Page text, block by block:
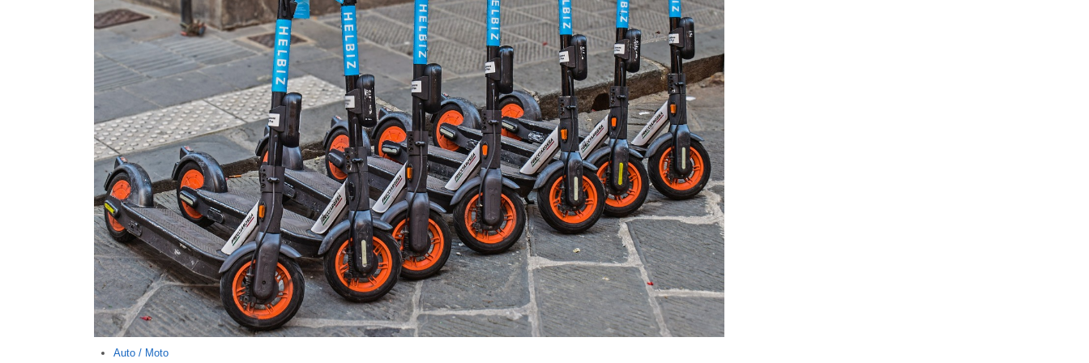
Auto / Moto